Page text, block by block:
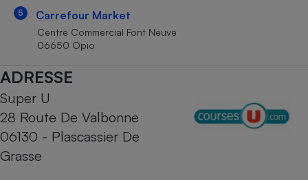
5 Carrefour Market
Centre Commercial Font Neuve
06650 Opio
ADRESSE
Super U
28 Route De Valbonne
06130 - Plascassier De
Grasse